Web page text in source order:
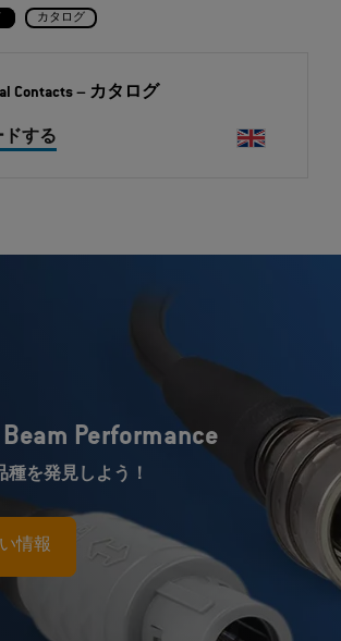
カタログ
Contacts– カタログ
ドする
Performance
種を発見しよう！
情報